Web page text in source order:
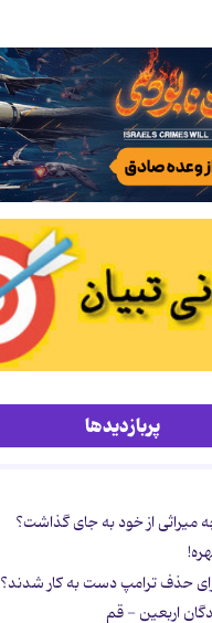
پربازدیدها
حذف ترامپ دست به کار شدند؟
اربعین - قم